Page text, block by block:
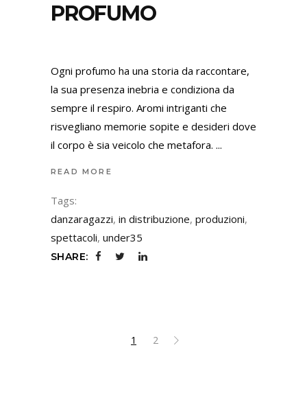
PROFUMO
Ogni profumo ha una storia da raccontare,
la sua presenza inebria e condiziona da
sempre il respiro. Aromi intriganti che
risvegliano memorie sopite e desideri dove
il corpo è sia veicolo che metafora.
READ MORE
Tags:
danzaragazzi, in distribuzione, produzioni,
spettacoli, under35
SHARE:
1 2